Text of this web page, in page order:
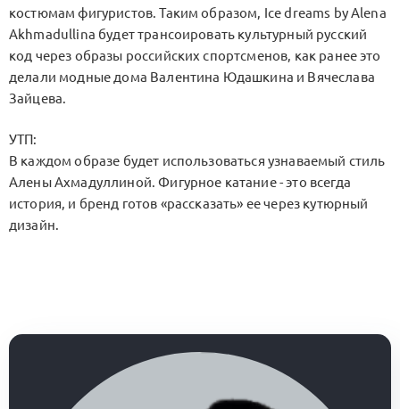
костюмам фигуристов. Таким образом, Ice dreams by Alena
Akhmadullina будет трансоировать культурный русский
код через образы российских спортсменов, как ранее это
делали модные дома Валентина Юдашкина и Вячеслава
Зайцева.
УТП:
В каждом образе будет использоваться узнаваемый стиль
Алены Ахмадуллиной. Фигурное катание - это всегда
история, и бренд готов «рассказать» ее через кутюрный
дизайн.